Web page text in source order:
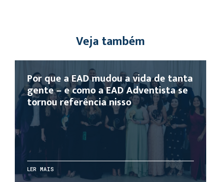
Veja também
Por que a EAD mudou a vida de tanta
gente – e como a EAD Adventista se
tornou referência nisso
LER MAIS